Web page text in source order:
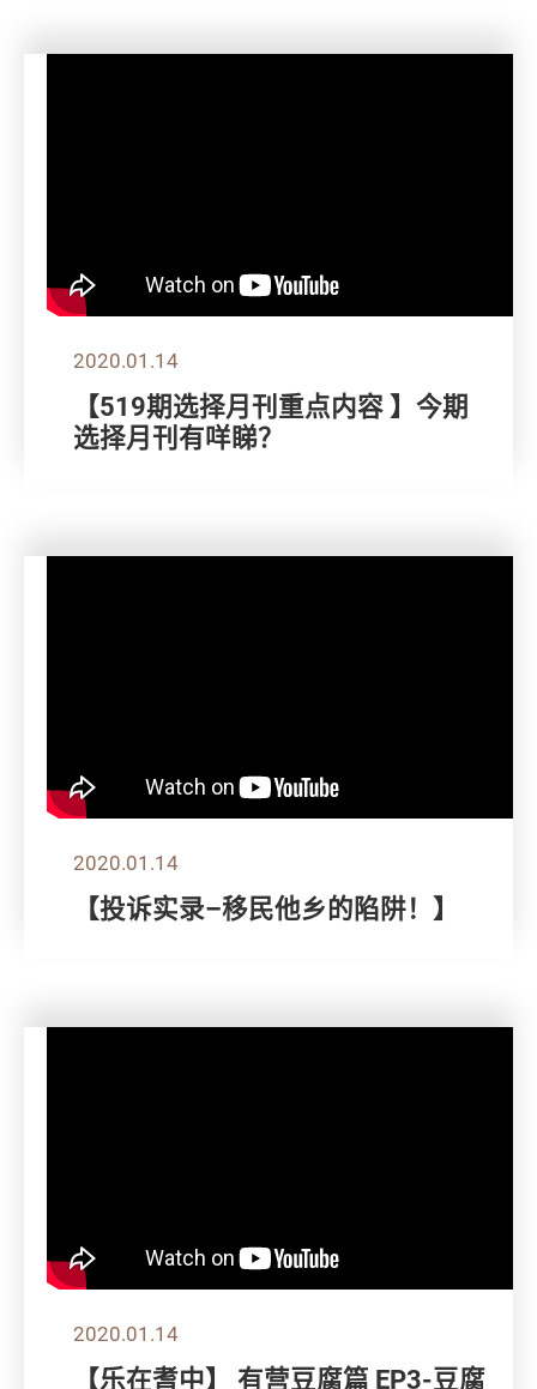
2020.01.14
【519期选择月刊重点内容 】今期
选择月刊有咩睇？
2020.01.14
【投诉实录–移民他乡的陷阱！】
2020.01.14
【乐在耆中】 有营豆腐篇 EP3-豆腐